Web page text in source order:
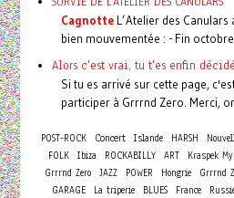
CagnotteL’Atelier des Canulars
bien mouvementée : - Fin octobre
Alors c'est vrai, tu t'es enfin
Si tu es arrivé sur cette page,
participer à Grrrnd Zero. Merci, on
POST-ROCK Concert Islande HARSH
FOLK
Ibiza ROCKABILLY ART Kraspek
Grrrnd Zero
JAZZ POWER Hongrie Grrrnd
GARAGE
La triperie BLUES France